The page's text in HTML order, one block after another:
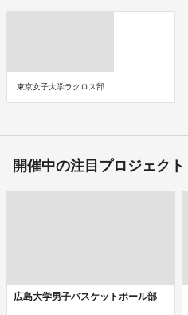
東京女子大学ラクロス部
開催中の注目プロジェクト
広島大学男子バスケットボール部